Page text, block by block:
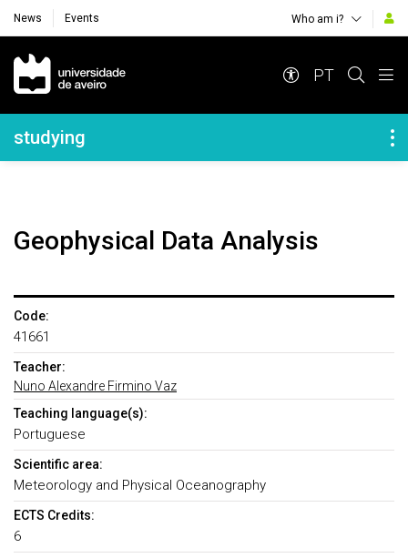
News Events Who am i?
Navegação Principal
PT
Navegação Lateral
studying
Geophysical Data Analysis
Code:
41661
Teacher:
Nuno Alexandre Firmino Vaz
Teaching language(s):
Portuguese
Scientific area:
Meteorology and Physical Oceanography
ECTS Credits:
6